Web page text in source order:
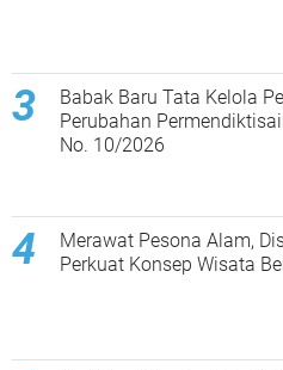
Babak Baru Tata Kelola
Perubahan
No. 10/2026
Merawat Pesona Alam,
Perkuat Konsep Wisata